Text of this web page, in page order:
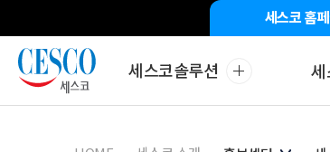
세스코 홈
세스코솔루션 해충방